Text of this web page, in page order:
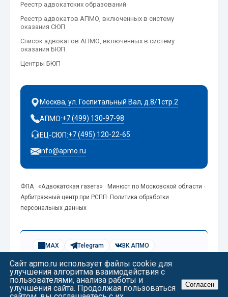
Реестр адвокатских образований
Реестр адвокатов АПМО, включенных в систему
оказания СЮП
Список адвокатов АПМО, включенных в систему
оказания БЮП
Центры БЮП
Москва, ул. Госпитальный Вал, д.8/1стр.2
АПМО:+7 (499) 130-97-98
ЕЦ-СЮП:+7 (495) 120-22-65
info@apmo.ru
ФПА · «Адвокатская газета» · Минюст по Московской области ·
Арбитражный центр при РСПП · Политика обработки
персональных данных
MAX Telegram
ВК АПМО
Веб-музей АПМО
Все контакты
Схема проезда
© 2002–2026 АПМО by Claude
Сайт apmo.ru использует файлы cookie для
улучшения алгоритма взаимодействия с
пользователями, анализа работы и
улучшения сайта. Продолжая пользоваться
Согласен